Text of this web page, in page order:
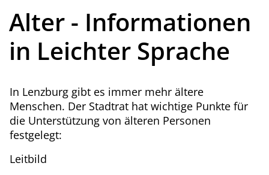
Alter - Informationen
in Leichter Sprache
In Lenzburg gibt es immer mehr ältere
Menschen. Der Stadtrat hat wichtige Punkte für
die Unterstützung von älteren Personen
festgelegt:
Leitbild